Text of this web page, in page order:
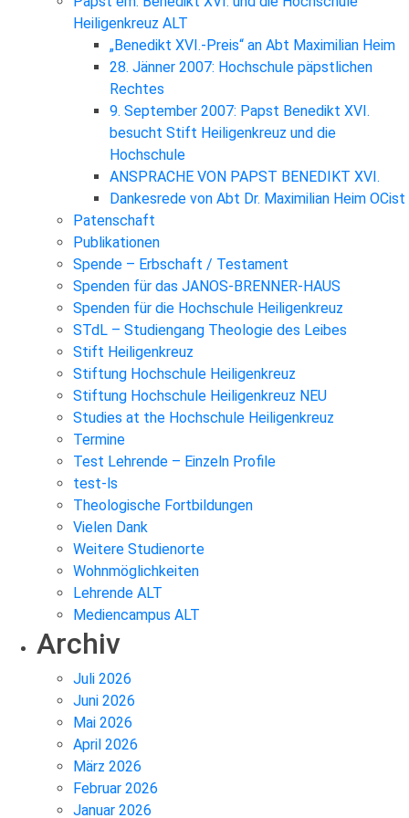
Heiligenkreuz ALT
„Benedikt XVI.-Preis“ an Abt Maximilian Heim
28. Jänner 2007: Hochschule päpstlichen
Rechtes
9. September 2007: Papst Benedikt XVI.
besucht Stift Heiligenkreuz und die
Hochschule
ANSPRACHE VON PAPST BENEDIKT XVI.
Dankesrede von Abt Dr. Maximilian Heim OCist
Patenschaft
Publikationen
Spende – Erbschaft / Testament
Spenden für das JANOS-BRENNER-HAUS
Spenden für die Hochschule Heiligenkreuz
STdL – Studiengang Theologie des Leibes
Stift Heiligenkreuz
Stiftung Hochschule Heiligenkreuz
Stiftung Hochschule Heiligenkreuz NEU
Studies at the Hochschule Heiligenkreuz
Termine
Test Lehrende – Einzeln Profile
test-ls
Theologische Fortbildungen
Vielen Dank
Weitere Studienorte
Wohnmöglichkeiten
Lehrende ALT
Mediencampus ALT
Archiv
Juli 2026
Juni 2026
Mai 2026
April 2026
März 2026
Februar 2026
Januar 2026